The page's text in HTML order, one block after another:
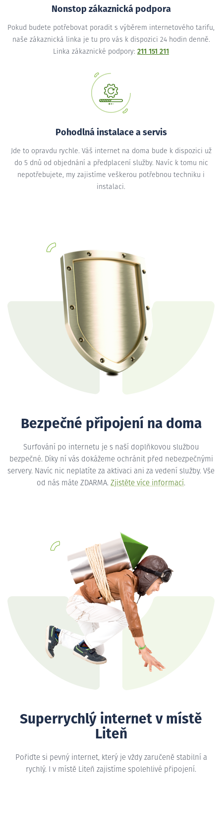
Nonstop zákaznická podpora
Pokud budete potřebovat poradit s výběrem internetového tarifu,
naše zákaznická linka je tu pro vás k dispozici 24 hodin denně.
Linka zákaznické podpory: 211 151 211
Pohodlná instalace a servis
Jde to opravdu rychle. Váš internet na doma bude k dispozici už
do 5 dnů od objednání a předplacení služby. Navíc k tomu nic
nepotřebujete, my zajistíme veškerou potřebnou techniku i
instalaci.
Bezpečné připojení na doma
Surfování po internetu je s naší doplňkovou službou
bezpečné. Díky ní vás dokážeme ochránit před nebezpečnými
servery. Navíc nic neplatíte za aktivaci ani za vedení služby. Vše
od nás máte ZDARMA. Zjistěte více informací.
Superrychlý internet v místě
Liteň
Pořiďte si pevný internet, který je vždy zaručeně stabilní a
rychlý. I v místě Liteň zajistíme spolehlivé připojení.